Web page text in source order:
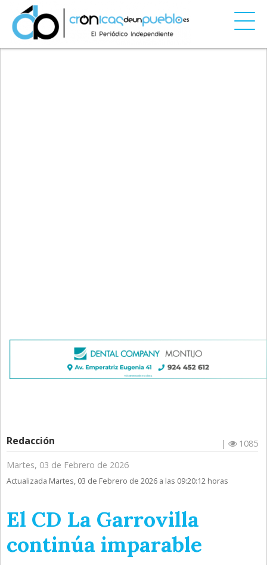
Redacción |
1085
Martes, 03 de Febrero de 2026
Actualizada Martes, 03 de Febrero de 2026 a las 09:20:12 horas
El CD La Garrovilla
continúa imparable